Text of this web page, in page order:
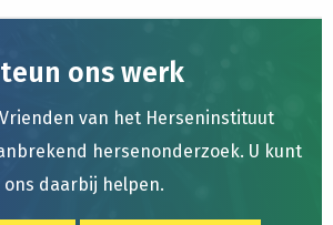
ons werk
van het Herseninstituut
hersenonderzoek. U kunt
ons daarbij helpen.